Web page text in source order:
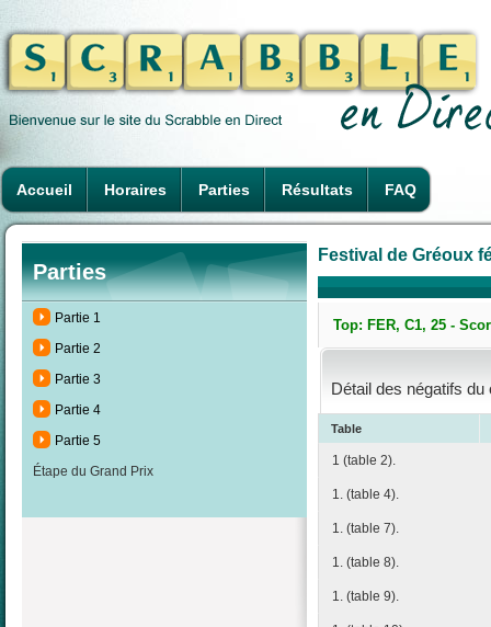
Accueil Horaires Parties Résultats FAQ
Parties
Partie 1
Partie 2
Partie 3
Partie 4
Partie 5
Étape du Grand Prix
Festival de Gréoux
Top: FER, C1, 25 -
Détail des négatifs
Table
1 (table 2).
1. (table 4).
1. (table 7).
1. (table 8).
1. (table 9).